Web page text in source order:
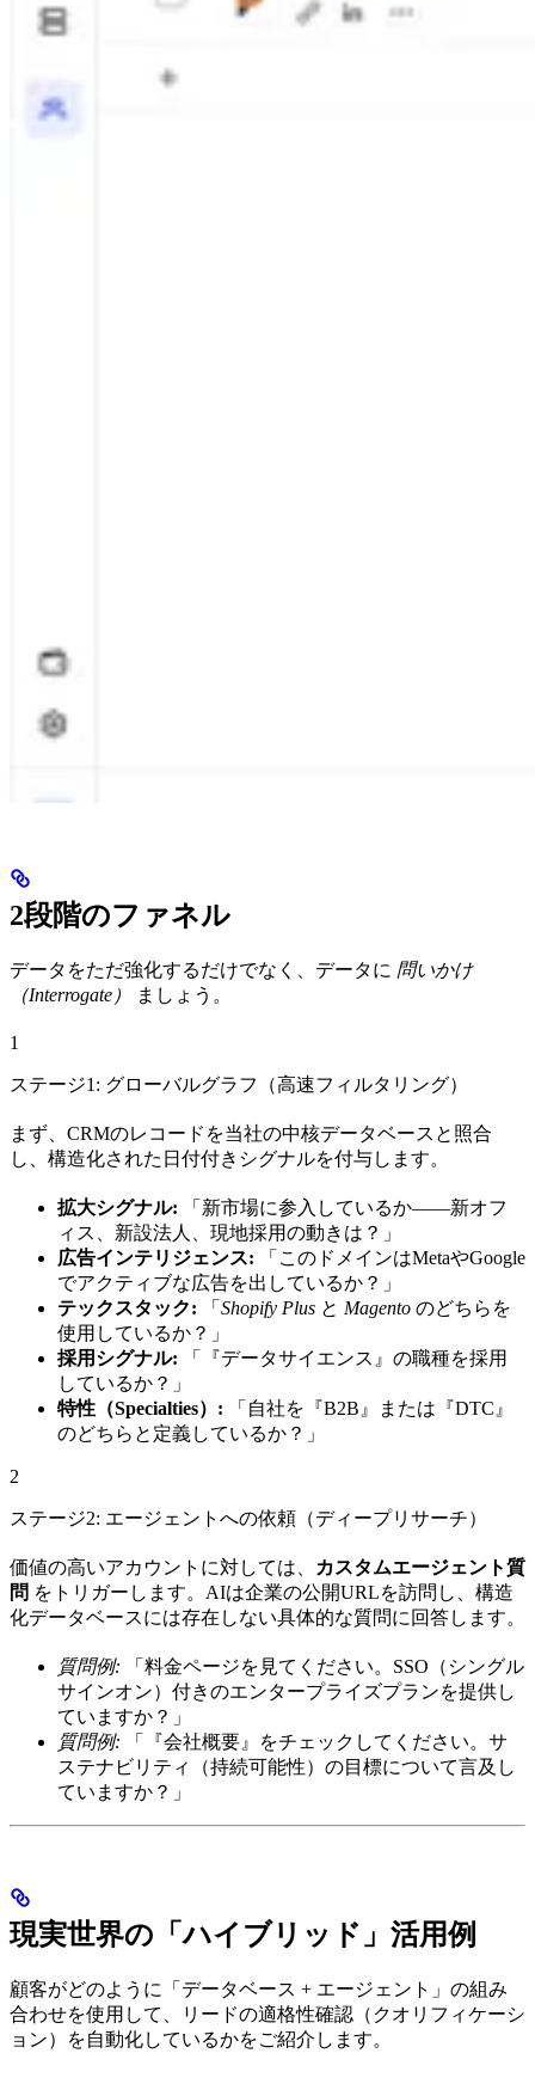
2段階のファネル
データをただ強化するだけでなく、データに 問いかけ
（Interrogate）
ましょう。
1
ステージ1: グローバルグラフ（高速フィルタリング）
まず、CRMのレコードを当社の中核データベースと照合
し、構造化された日付付きシグナルを付与します。
拡大シグナル: 「新市場に参入しているか——新オフ
ィス、新設法人、現地採用の動きは？」
広告インテリジェンス: 「このドメインはMetaやGoogle
でアクティブな広告を出しているか？」
テックスタック: 「 Shopify Plus と Magento のどちらを
使用しているか？」
採用シグナル: 「『データサイエンス』の職種を採用
しているか？」
特性（Specialties）: 「自社を『B2B』または『DTC』
のどちらと定義しているか？」
2
ステージ2: エージェントへの依頼（ディープリサーチ）
価値の高いアカウントに対しては、
カスタムエージェント質
問 をトリガーします。AIは企業の公開URLを訪問し、構造
化データベースには存在しない具体的な質問に回答します。
質問例: 「料金ページを見てください。SSO（シングル
サインオン）付きのエンタープライズプランを提供し
ていますか？」
質問例: 「『会社概要』をチェックしてください。サ
ステナビリティ（持続可能性）の目標について言及し
ていますか？」
現実世界の「ハイブリッド」活用例
顧客がどのように「データベース + エージェント」の組み
合わせを使用して、リードの適格性確認（クオリフィケーシ
ョン）を自動化しているかをご紹介します。